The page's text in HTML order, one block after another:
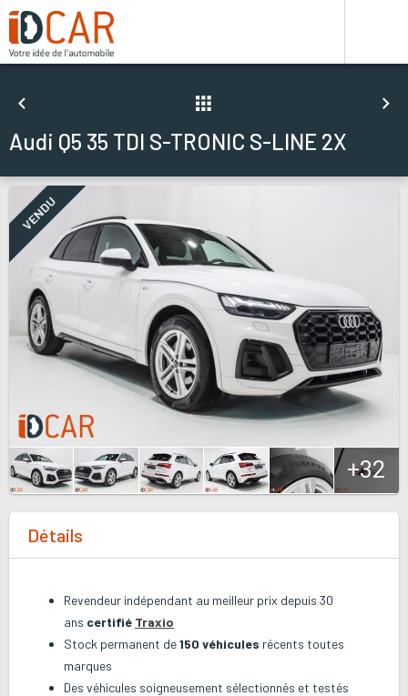
Audi Q5 35 TDI S-TRONIC S-LINE 2X
VENDU
+32
Détails
Revendeur indépendant au meilleur prix depuis 30
ans certifié Traxio
Stock permanent de150 véhicules récents toutes
marques
Des véhicules soigneusement sélectionnés et testés